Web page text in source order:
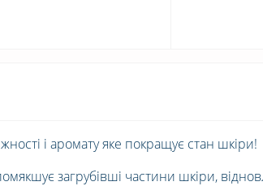
і аромату яке покращує стан шкіри!
загрубівші частини шкіри,